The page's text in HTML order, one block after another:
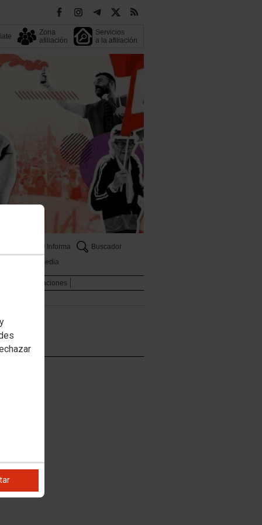
Zona
afiliación
Servicios
a la afiliación
CCOO Informa
Buscador
Multimedia
Publicaciones